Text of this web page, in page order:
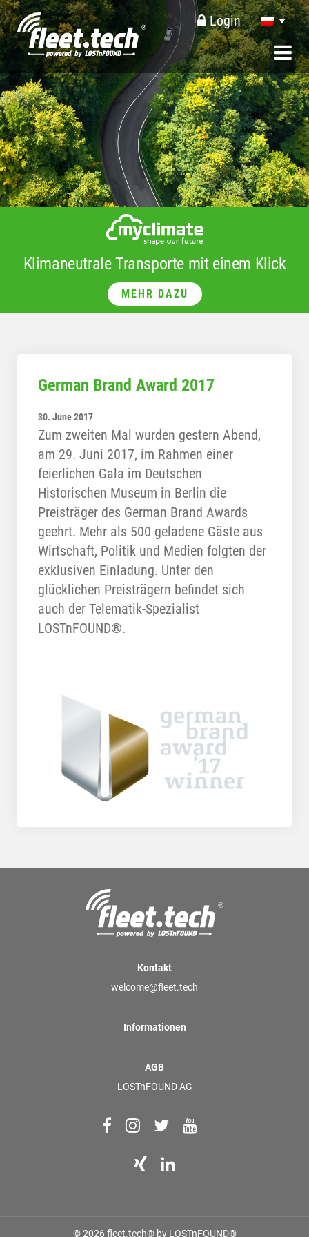
Login
Klimaneutrale Transporte mit einem Klick
MEHR DAZU
German Brand Award 2017
30. June 2017
Zum zweiten Mal wurden gestern Abend,
am 29. Juni 2017, im Rahmen einer
feierlichen Gala im Deutschen
Historischen Museum in Berlin die
Preisträger des German Brand Awards
geehrt. Mehr als 500 geladene Gäste aus
Wirtschaft, Politik und Medien folgten der
exklusiven Einladung. Unter den
glücklichen Preisträgern befindet sich
auch der Telematik-Spezialist
LOSTnFOUND®.
Kontakt
welcome@fleet.tech
Informationen
AGB
LOSTnFOUND AG
© 2026 fleet.tech® by LOSTnFOUND®